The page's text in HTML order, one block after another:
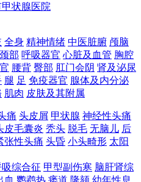
状腺医院
全身 精神情绪 中医脏腑 颅脑
颈部 呼吸器官 心脏及血管 胸腔
腰背 臀部 肛门会阴 肾及泌尿
腿 足 免疫器官 腺体及内分泌
肌肉 皮肤及其附属
痛 头皮屑 甲状腺 神经性头痛
皮毛囊炎 秃头 脱毛 无脑儿 后
张性头痛 头昏 小头畸形 太阳
综合征 甲型副伤寒 脑肝肾综